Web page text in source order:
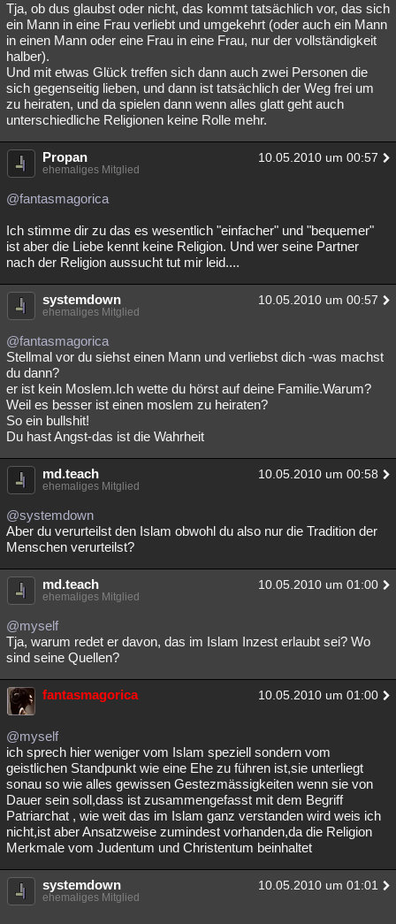
Tja, ob dus glaubst oder nicht, das kommt tatsächlich vor, das sich
ein Mann in eine Frau verliebt und umgekehrt (oder auch ein Mann
in einen Mann oder eine Frau in eine Frau, nur der vollständigkeit
halber).
Und mit etwas Glück treffen sich dann auch zwei Personen die
sich gegenseitig lieben, und dann ist tatsächlich der Weg frei um
zu heiraten, und da spielen dann wenn alles glatt geht auch
unterschiedliche Religionen keine Rolle mehr.
Propan 10.05.2010 um 00:57
ehemaliges Mitglied
@fantasmagorica
Ich stimme dir zu das es wesentlich "einfacher" und "bequemer"
ist aber die Liebe kennt keine Religion. Und wer seine Partner
nach der Religion aussucht tut mir leid....
systemdown 10.05.2010 um 00:57
ehemaliges Mitglied
@fantasmagorica
Stellmal vor du siehst einen Mann und verliebst dich -was machst
du dann?
er ist kein Moslem.Ich wette du hörst auf deine Familie.Warum?
Weil es besser ist einen moslem zu heiraten?
So ein bullshit!
Du hast Angst-das ist die Wahrheit
md.teach 10.05.2010 um 00:58
ehemaliges Mitglied
@systemdown
Aber du verurteilst den Islam obwohl du also nur die Tradition der
Menschen verurteilst?
md.teach 10.05.2010 um 01:00
ehemaliges Mitglied
@myself
Tja, warum redet er davon, das im Islam Inzest erlaubt sei? Wo
sind seine Quellen?
fantasmagorica 10.05.2010 um 01:00
@myself
ich sprech hier weniger vom Islam speziell sondern vom
geistlichen Standpunkt wie eine Ehe zu führen ist,sie unterliegt
sonau so wie alles gewissen Gestezmässigkeiten wenn sie von
Dauer sein soll,dass ist zusammengefasst mit dem Begriff
Patriarchat , wie weit das im Islam ganz verstanden wird weis ich
nicht,ist aber Ansatzweise zumindest vorhanden,da die Religion
Merkmale vom Judentum und Christentum beinhaltet
systemdown 10.05.2010 um 01:01
ehemaliges Mitglied